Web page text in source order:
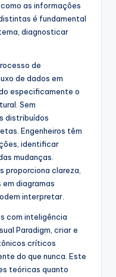
as informações
é fundamental
diagnosticar
de
de dados em
especificamente o
Sem
distribuídos
Engenheiros têm
identificar
mudanças.
proporciona clareza,
diagramas
interpretar.
com inteligência
Paradigm, criar e
críticos
do que nunca. Este
teóricas quanto